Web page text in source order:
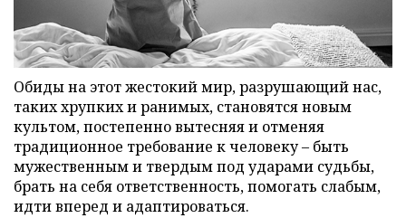
Обиды на этот жестокий мир, разрушающий нас,
таких хрупких и ранимых, становятся новым
культом, постепенно вытесняя и отменяя
традиционное требование к человеку – быть
мужественным и твердым под ударами судьбы,
брать на себя ответственность, помогать слабым,
идти вперед и адаптироваться.